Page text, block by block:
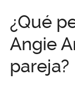
¿Qué
Angie
pareja?